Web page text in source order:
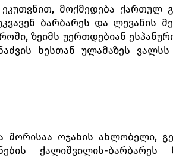
მოქმედება ქართულ
ბარბარეს და ლევანის
ზეიმს უერთდებიან
ხესთან ულამაზეს
შორისაა ოჯახის ახლობელი,
ქალიშვილის-ბარბარეს